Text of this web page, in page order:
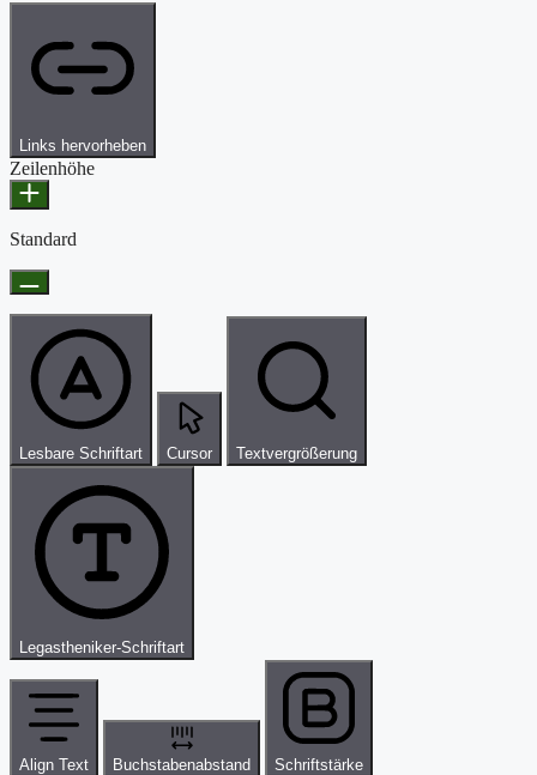
Links hervorheben
Zeilenhöhe
Standard
Lesbare Schriftart Cursor Textvergrößerung
Legastheniker-Schriftart
Align Text Buchstabenabstand Schriftstärke